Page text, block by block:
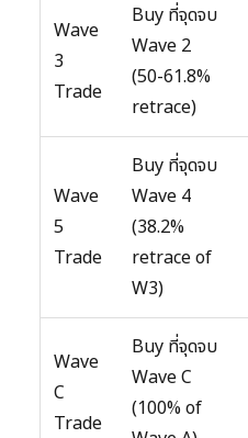
Wave
3
Trade
Buy ที่จุดจบ
Wave 2
(50-61.8%
retrace)
Wave
5
Trade
Buy ที่จุดจบ
Wave 4
(38.2%
retrace of
W3)
Wave
C
Trade
Buy ที่จุดจบ
Wave C
(100% of